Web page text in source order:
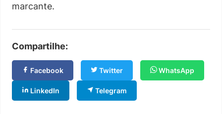
marcante.
Compartilhe:
Facebook Twitter WhatsApp
LinkedIn Telegram